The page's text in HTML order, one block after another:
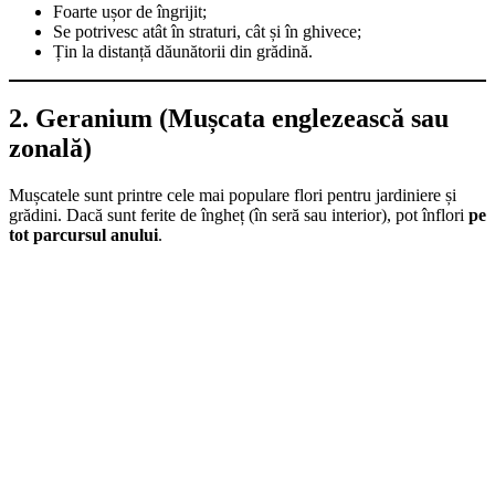
Foarte ușor de îngrijit;
Se potrivesc atât în straturi, cât și în ghivece;
Țin la distanță dăunătorii din grădină.
2. Geranium (Mușcata englezească sau
zonală)
Mușcatele sunt printre cele mai populare flori pentru jardiniere și
grădini. Dacă sunt ferite de îngheț (în seră sau interior), pot înflori pe
tot parcursul anului.